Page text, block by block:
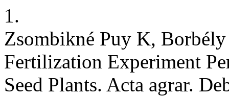
1.
Zsombikné Puy K,
Fertilization Experiment
Seed Plants. Acta agrar.